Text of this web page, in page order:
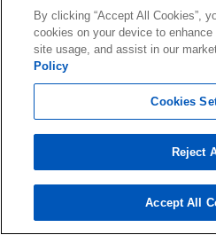
存、利用しており、企業
ンス規制に準拠すること
ーデータの安全な保存と
す。
関連す
By clicking “Accept All Cookies”,
cookies on your device to
site usage, and assist in our
Policy
Cookies
Reject
Accept All